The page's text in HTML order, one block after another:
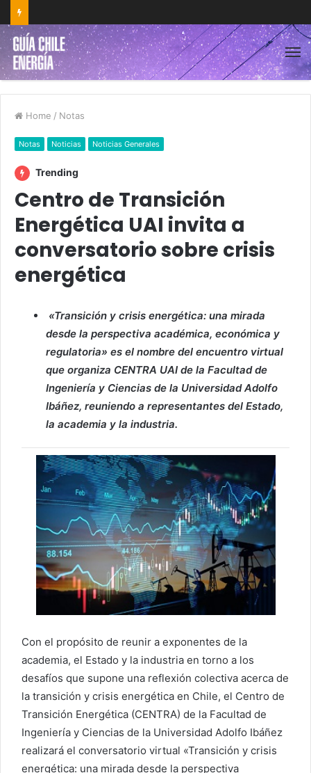
Home / Notas
Notas Noticias Noticias Generales
Trending
Centro de Transición
Energética UAI invita a
conversatorio sobre crisis
energética
«Transición y crisis energética: una mirada
desde la perspectiva académica, económica y
regulatoria» es el nombre del encuentro virtual
que organiza CENTRA UAI de la Facultad de
Ingeniería y Ciencias de la Universidad Adolfo
Ibáñez, reuniendo a representantes del Estado,
la academia y la industria.
Con el propósito de reunir a exponentes de la
academia, el Estado y la industria en torno a los
desafíos que supone una reflexión colectiva acerca de
la transición y crisis energética en Chile, el Centro de
Transición Energética (CENTRA) de la Facultad de
Ingeniería y Ciencias de la Universidad Adolfo Ibáñez
realizará el conversatorio virtual «Transición y crisis
energética: una mirada desde la perspectiva